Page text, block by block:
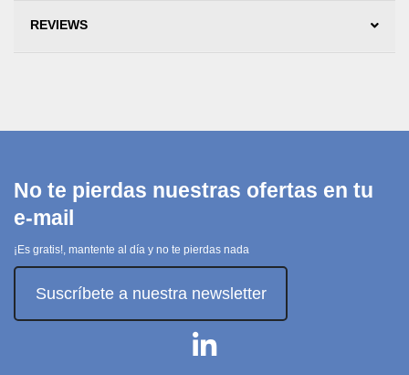
REVIEWS
No te pierdas nuestras ofertas en tu
e-mail
¡Es gratis!, mantente al día y no te pierdas nada
Suscríbete a nuestra newsletter